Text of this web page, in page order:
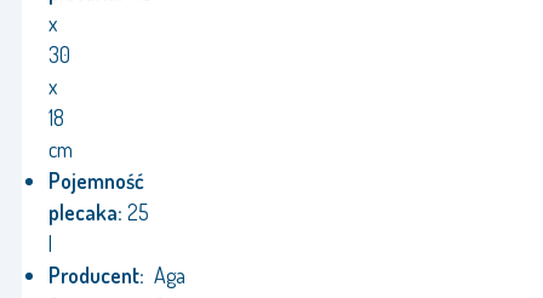
x
30
x
18
cm
Pojemność
plecaka: 25
l
Producent: Aga